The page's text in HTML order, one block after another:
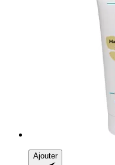
Ajouter